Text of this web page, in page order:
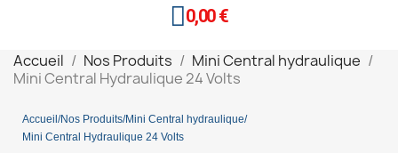
0,00 €
Accueil Nos Produits
Mini Central hydraulique
Mini Central Hydraulique 24 Volts
Accueil Nos Produits Mini Central hydraulique
Mini Central Hydraulique 24 Volts